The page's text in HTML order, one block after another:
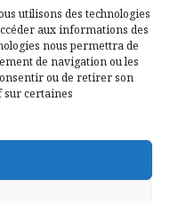
utilisons des technologies
aux informations des
nous permettra de
de navigation ou les
ou de retirer son
sur certaines